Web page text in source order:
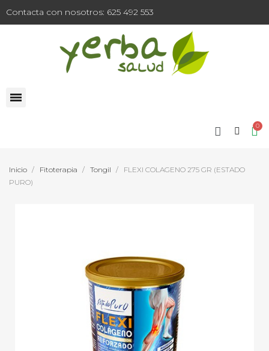
Contacta con nosotros: 625 492 553
Inicio Fitoterapia Tongil
FLEXI COLAGENO 275 GR (ESTADO
PURO)